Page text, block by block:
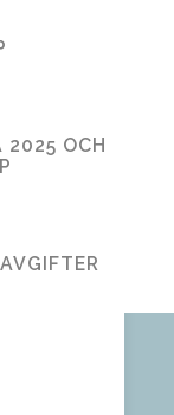
2025 OCH